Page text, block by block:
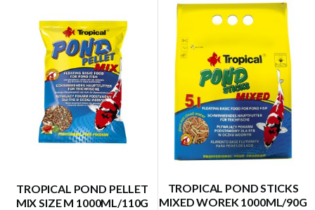
TROPICAL POND PELLET
MIX SIZE M 1000ML/110G
TROPICAL POND STICKS
MIXED WOREK 1000ML/90G